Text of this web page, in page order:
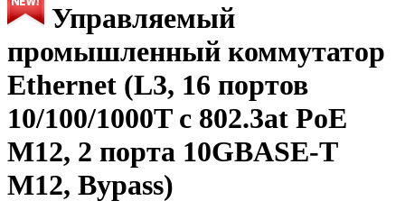
Управляемый
промышленный коммутатор
Ethernet (L3, 16 портов
10/100/1000T с 802.3at PoE
M12, 2 порта 10GBASE-T
M12, Bypass)